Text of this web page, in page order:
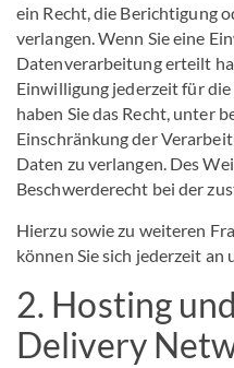
ein Recht, die Berichtigung
verlangen. Wenn Sie eine
Datenverarbeitung erteilt
Einwilligung jederzeit für
haben Sie das Recht, unter
Einschränkung der
Daten zu verlangen. Des
Beschwerderecht bei der
Hierzu sowie zu weiteren
können Sie sich jederzeit an
2. Hosting
Delivery